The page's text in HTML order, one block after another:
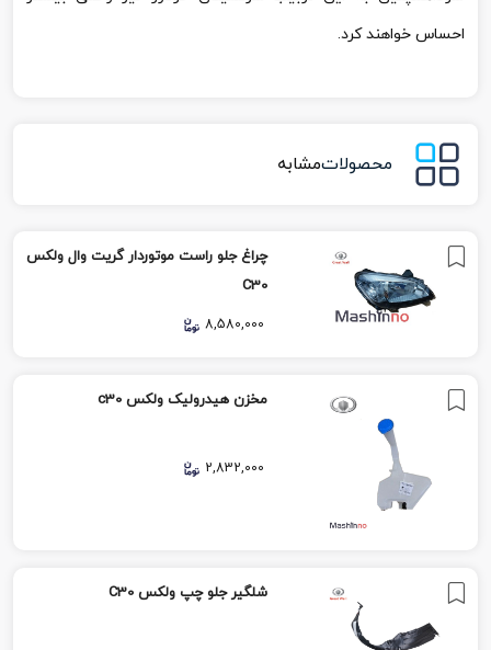
احساس خواهند کرد.
محصولاتمشابه
چراغ جلو راست موتوردار گریت وال ولکس
C30
8,580,000
مخزن هیدرولیک ولکس c30
2,832,000
شلگیر جلو چپ ولکس C30